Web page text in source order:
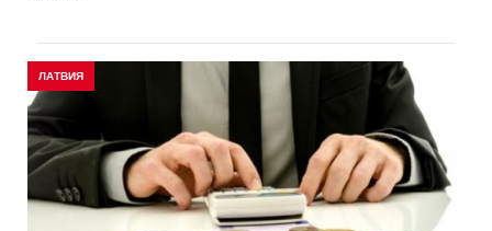
ЛАТВИЯ